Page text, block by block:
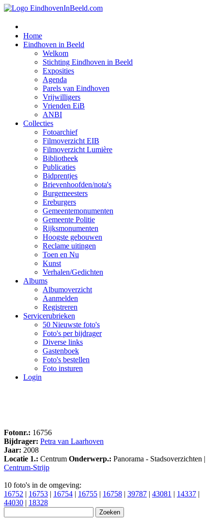
Home
Eindhoven in Beeld
Welkom
Stichting Eindhoven in Beeld
Exposities
Agenda
Parels van Eindhoven
Vrijwilligers
Vrienden EiB
ANBI
Collecties
Fotoarchief
Filmoverzicht EIB
Filmoverzicht Lumière
Bibliotheek
Publicaties
Bidprentjes
Brievenhoofden/nota's
Burgemeesters
Ereburgers
Gemeentemonumenten
Gemeente Politie
Rijksmonumenten
Hoogste gebouwen
Reclame uitingen
Toen en Nu
Kunst
Verhalen/Gedichten
Albums
Albumoverzicht
Aanmelden
Registreren
Servicerubrieken
50 Nieuwste foto's
Foto's per bijdrager
Diverse links
Gastenboek
Foto's bestellen
Foto insturen
Login
Fotonr.: 16756
Bijdrager: Petra van Laarhoven
Jaar: 2008
Locatie 1.: Centrum Onderwerp.: Panorama - Stadsoverzichten |
Centrum-Strijp
10 foto's in de omgeving:
16752 | 16753 | 16754 | 16755 | 16758 | 39787 | 43081 | 14337 |
44030 | 18328